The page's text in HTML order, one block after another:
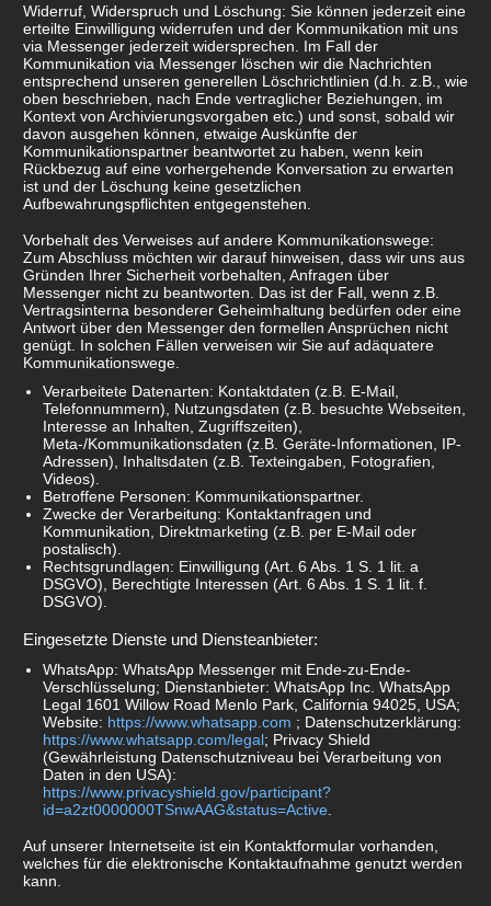
Widerruf, Widerspruch und Löschung: Sie können jederzeit eine
erteilte Einwilligung widerrufen und der Kommunikation mit uns
via Messenger jederzeit widersprechen. Im Fall der
Kommunikation via Messenger löschen wir die Nachrichten
entsprechend unseren generellen Löschrichtlinien (d.h. z.B., wie
oben beschrieben, nach Ende vertraglicher Beziehungen, im
Kontext von Archivierungsvorgaben etc.) und sonst, sobald wir
davon ausgehen können, etwaige Auskünfte der
Kommunikationspartner beantwortet zu haben, wenn kein
Rückbezug auf eine vorhergehende Konversation zu erwarten
ist und der Löschung keine gesetzlichen
Aufbewahrungspflichten entgegenstehen.
Vorbehalt des Verweises auf andere Kommunikationswege:
Zum Abschluss möchten wir darauf hinweisen, dass wir uns aus
Gründen Ihrer Sicherheit vorbehalten, Anfragen über
Messenger nicht zu beantworten. Das ist der Fall, wenn z.B.
Vertragsinterna besonderer Geheimhaltung bedürfen oder eine
Antwort über den Messenger den formellen Ansprüchen nicht
genügt. In solchen Fällen verweisen wir Sie auf adäquatere
Kommunikationswege.
Verarbeitete Datenarten: Kontaktdaten (z.B. E-Mail,
Telefonnummern), Nutzungsdaten (z.B. besuchte Webseiten,
Interesse an Inhalten, Zugriffszeiten),
Meta-/Kommunikationsdaten (z.B. Geräte-Informationen, IP-
Adressen), Inhaltsdaten (z.B. Texteingaben, Fotografien,
Videos).
Betroffene Personen: Kommunikationspartner.
Zwecke der Verarbeitung: Kontaktanfragen und
Kommunikation, Direktmarketing (z.B. per E-Mail oder
postalisch).
Rechtsgrundlagen: Einwilligung (Art. 6 Abs. 1 S. 1 lit. a
DSGVO), Berechtigte Interessen (Art. 6 Abs. 1 S. 1 lit. f.
DSGVO).
Eingesetzte Dienste und Diensteanbieter:
WhatsApp: WhatsApp Messenger mit Ende-zu-Ende-
Verschlüsselung; Dienstanbieter: WhatsApp Inc. WhatsApp
Legal 1601 Willow Road Menlo Park, California 94025, USA;
Website: https://www.whatsapp.com ; Datenschutzerklärung:
https://www.whatsapp.com/legal; Privacy Shield
(Gewährleistung Datenschutzniveau bei Verarbeitung von
Daten in den USA):
https://www.privacyshield.gov/participant?
id=a2zt0000000TSnwAAG&status=Active
Auf unserer Internetseite ist ein Kontaktformular vorhanden,
welches für die elektronische Kontaktaufnahme genutzt werden
kann.